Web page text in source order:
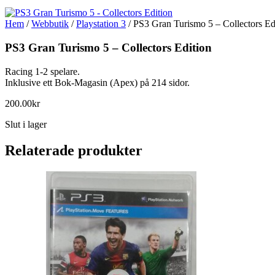
Hem /Webbutik /Playstation 3 / PS3 Gran Turismo 5 – Collectors
PS3 Gran Turismo 5 – Collectors Edition
Racing 1-2 spelare.
Inklusive ett Bok-Magasin (Apex) på 214 sidor.
200.00kr
Slut i lager
Relaterade produkter